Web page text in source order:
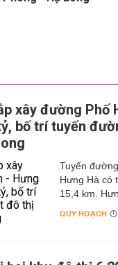
xây đường Phố
bố trí tuyến
Tuyến
Hưng Hà có
15,4 km.
QUY HOẠCH